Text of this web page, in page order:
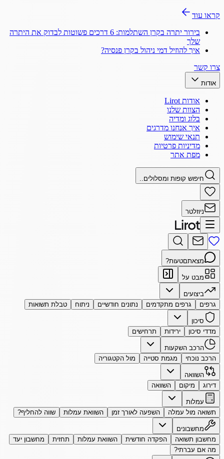
קראו עוד
בירור יתרה בקרן השתלמות: 6 דרכים פשוטות לבדוק את היתרה
שלך
איך להוזיל דמי ניהול בקרן פנסיה?
צרו קשר
אודות
אודות Lirot
הצוות שלנו
בלוג ומדיה
איך אנחנו מדרגים
תנאי שימוש
מדיניות פרטיות
מפת אתר
חיפוש קופות ומסלולים..
ניוזלטר
מצאתםטעות?
מבט על
ביצועים
גרפים
גרפים מתקדמים נתונים חודשיים ניתוח טבלת תשואות
סיכון
מדדי סיכון
ירידות תרחישים
הרכב השקעות
הרכב נוכחי
מגמת סטייה מול הקטגוריה
השוואה
דירוג
מיקום השוואה
עמלות
תשואה מול עמלה
השפעה לאורך זמן השוואת עמלות שווה להחליף?
מחשבונים
מחשבון תשואה
הפקדה חודשית השוואת עמלות תחזית
מחשבון יעד
מה אם עברתי?